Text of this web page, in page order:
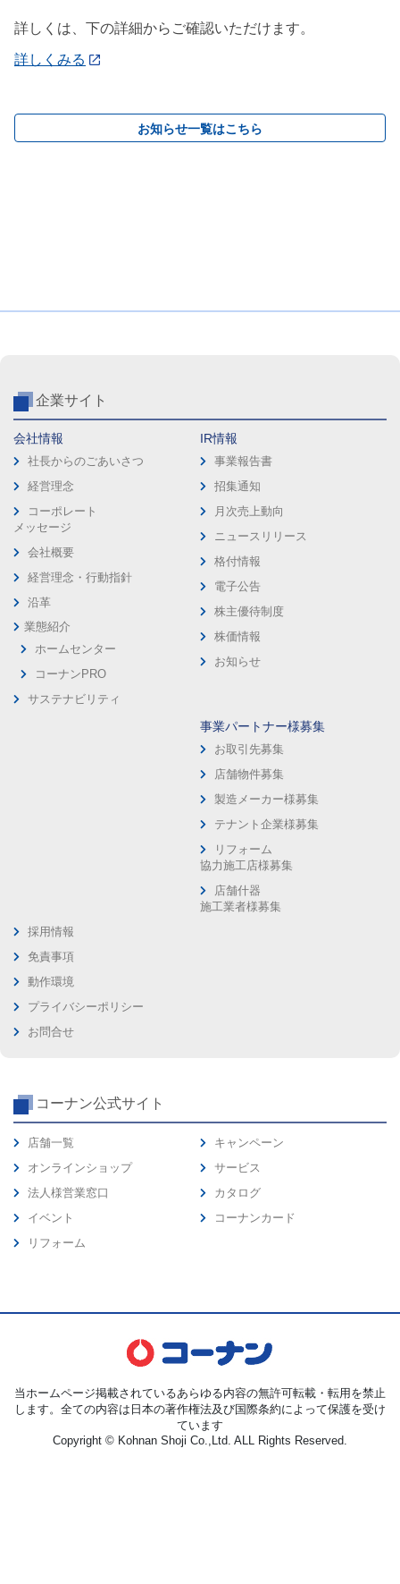
詳しくは、下の詳細からご確認いただけます。
詳しくみる
お知らせ一覧はこちら
企業サイト
会社情報
社長からのごあいさつ
経営理念
コーポレート
メッセージ
会社概要
経営理念・行動指針
沿革
業態紹介
ホームセンター
コーナンPRO
サステナビリティ
IR情報
事業報告書
招集通知
月次売上動向
ニュースリリース
格付情報
電子公告
株主優待制度
株価情報
お知らせ
事業パートナー様募集
お取引先募集
店舗物件募集
製造メーカー様募集
テナント企業様募集
リフォーム
協力施工店様募集
店舗什器
施工業者様募集
採用情報
免責事項
動作環境
プライバシーポリシー
お問合せ
コーナン公式サイト
店舗一覧
オンラインショップ
法人様営業窓口
イベント
リフォーム
キャンペーン
サービス
カタログ
コーナンカード
当ホームページ掲載されているあらゆる内容の無許可転載・転用を禁止
します。全ての内容は日本の著作権法及び国際条約によって保護を受け
ています
Copyright © Kohnan Shoji Co.,Ltd. ALL Rights Reserved.